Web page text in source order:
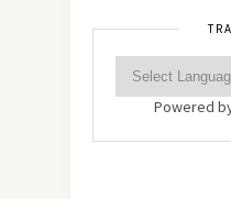
Powered